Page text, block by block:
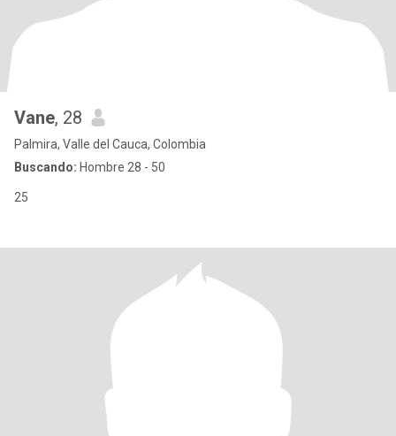
Vane, 28
Palmira, Valle del Cauca, Colombia
Buscando: Hombre 28 - 50
25